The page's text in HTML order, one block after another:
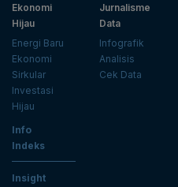
Ekonomi
Hijau
Energi Baru
Ekonomi
Sirkular
Investasi
Hijau
Jurnalisme
Data
Infografik
Analisis
Cek Data
Info
Indeks
Insight